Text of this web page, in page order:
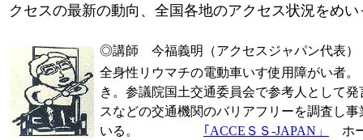
クセスの最新の動向、全国各地のアクセス状況をめ
◎講師 今福義明（アクセスジャパン代表）
全身性リウマチの電動車いす使用障がい者
き。参議院国土交通委員会で参考人として
スなどの交通機関のバリアフリーを調査し
いる。
｢ACCEＳＳ-JAPAN」
ホ